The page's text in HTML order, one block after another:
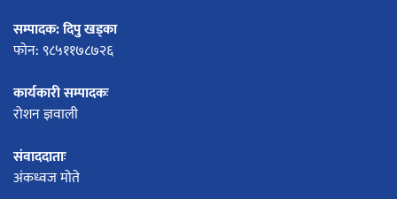
सम्पादक: दिपु खड्का
फोन: ९८५११७८७२६
कार्यकारी सम्पादकः
रोशन ज्ञवाली
संवाददाताः
अंकध्वज मोते